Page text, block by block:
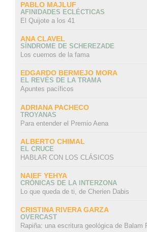
PABLO MAJLUF
AFINIDADES ECLÉCTICAS
El Quijote a los 41
ANA CLAVEL
SÍNDROME DE SCHEREZADE
Los cuernos de la fama
EDGARDO BERMEJO MORA
EL REVÉS DE LA TRAMA
Apuntes pacíficos
ADRIANA PACHECO
TROYANAS
Para entender el Premio Aena
ALBERTO CHIMAL
EL CRUCE
HABLAR CON LOS CLÁSICOS
NAIEF YEHYA
CRÓNICAS DE LA INTERZONA
Lo que queda de ti, de Cherien Dabis
CRISTINA RIVERA GARZA
OVERCAST
Rapiña: una escritura geológica de Balam